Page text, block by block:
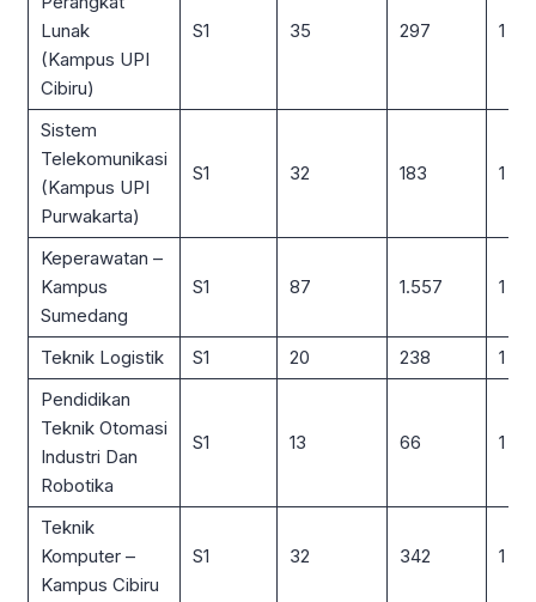
Lunak
(Kampus UPI
Cibiru)
S1 35 297 1 : 8
Sistem
Telekomunikasi
(Kampus UPI
Purwakarta)
S1 32 183 1 : 6
Keperawatan –
Kampus
Sumedang
S1 87 1.557 1 : 18
Teknik Logistik S1 20 238
1 : 12
Pendidikan
Teknik Otomasi
Industri Dan
Robotika
S1 13 66 1 : 5
Teknik
Komputer –
Kampus Cibiru
S1 32 342 1 : 11